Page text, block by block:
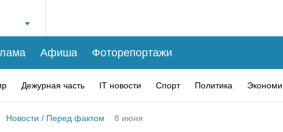
Афиша Фоторепортажи
Дежурная часть IT новости Спорт Политика
Новости / Перед фактом 8 июня